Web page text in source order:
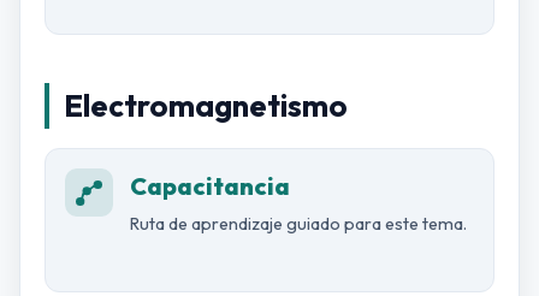
Electromagnetismo
Capacitancia
Ruta de aprendizaje guiado para este tema.